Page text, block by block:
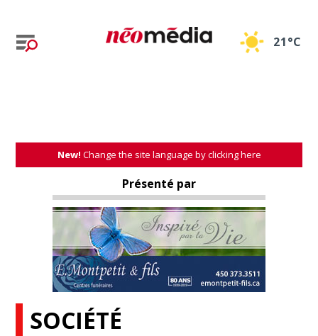
21°C
New! Change the site language by clicking here
Présenté par
SOCIÉTÉ